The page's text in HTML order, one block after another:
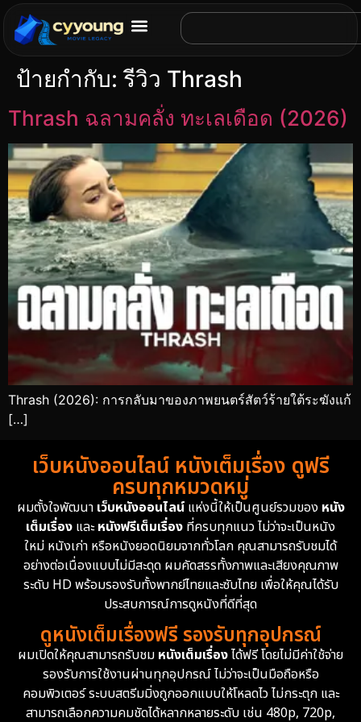
ป้ายกำกับ:รีวิว Thrash
Thrash ฉลามคลั่ง ทะเลเดือด (2026)
Thrash (2026): การกลับมาของภาพยนตร์สัตว์ร้ายใต้ระฆังแก้
[…]
เว็บหนังออนไลน์ หนังเต็มเรื่อง ดูฟรี
ครบทุกหมวดหมู่
ผมตั้งใจพัฒนา เว็บหนังออนไลน์แห่งนี้ให้เป็นศูนย์รวมของ หนัง
เต็มเรื่อง และหนังฟรีเต็มเรื่อง ที่ครบทุกแนว ไม่ว่าจะเป็นหนัง
ใหม่ หนังเก่า หรือหนังยอดนิยมจากทั่วโลก คุณสามารถรับชมได้
อย่างต่อเนื่องแบบไม่มีสะดุด ผมคัดสรรทั้งภาพและเสียงคุณภาพ
ระดับ HD พร้อมรองรับทั้งพากย์ไทยและซับไทย เพื่อให้คุณได้รับ
ประสบการณ์การดูหนังที่ดีที่สุด
ดูหนังเต็มเรื่องฟรี รองรับทุกอุปกรณ์
ผมเปิดให้คุณสามารถรับชม หนังเต็มเรื่องได้ฟรี โดยไม่มีค่าใช้จ่าย
รองรับการใช้งานผ่านทุกอุปกรณ์ ไม่ว่าจะเป็นมือถือหรือ
คอมพิวเตอร์ ระบบสตรีมมิ่งถูกออกแบบให้โหลดไว ไม่กระตุก และ
สามารถเลือกความคมชัดได้หลากหลายระดับ เช่น 480p, 720p,